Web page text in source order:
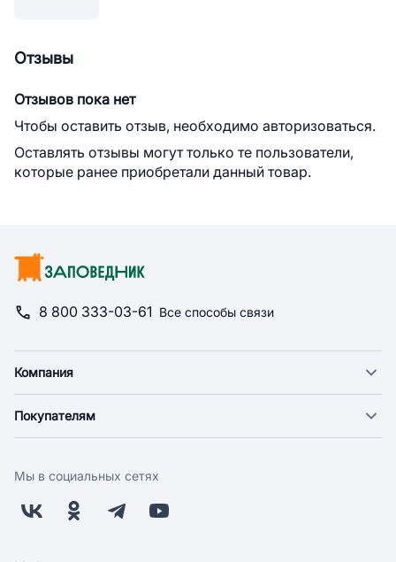
Отзывы
Отзывов пока нет
Чтобы оставить отзыв, необходимо авторизоваться.
Оставлять отзывы могут только те пользователи,
которые ранее приобретали данный товар.
8 800 333-03-61 Все способы связи
Компания
Новости
Поставщикам
Заводчикам
Покупателям
Оплата
Бонусная программа
Мы в социальных сетях